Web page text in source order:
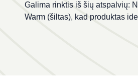
Galima rinktis iš šių atspalvių:
Warm (šiltas), kad produktas